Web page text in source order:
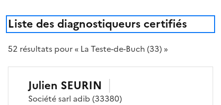
Liste des diagnostiqueurs certifiés
52 résultats pour « La Teste-de-Buch (33) »
Julien SEURIN
Sociétésarl adib (33380)